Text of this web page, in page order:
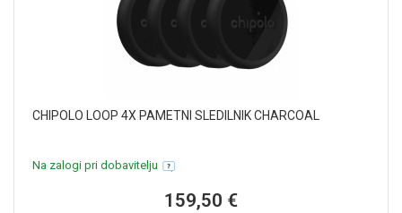
CHIPOLO LOOP 4X PAMETNI SLEDILNIK CHARCOAL
Na zalogi pri dobavitelju
159,50 €